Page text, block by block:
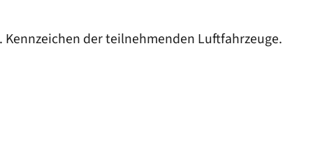
der teilnehmenden Luftfahrzeuge.